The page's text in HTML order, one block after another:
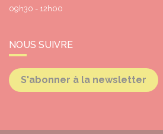
09h30 - 12h00
NOUS SUIVRE
S'abonner à la newsletter